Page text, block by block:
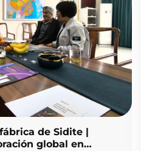
de Sidite |
global en